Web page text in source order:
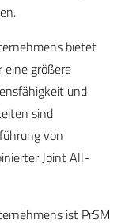
bietet
eine größere
und
sind
von
Joint All-
ist PrSM